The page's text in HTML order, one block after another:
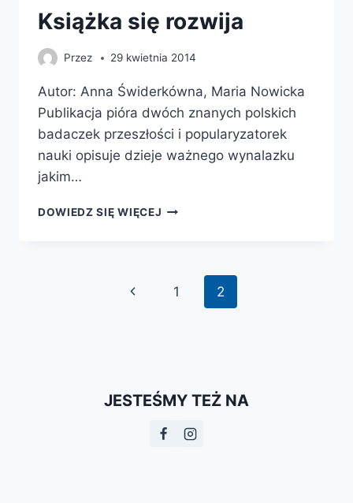
Książka się rozwija
Przez 29 kwietnia 2014
Autor: Anna Świderkówna, Maria Nowicka
Publikacja pióra dwóch znanych polskich
badaczek przeszłości i popularyzatorek
nauki opisuje dzieje ważnego wynalazku
jakim…
DOWIEDZ SIĘ WIĘCEJ KSIĄŻKA
NawigacjaPoprzednia
1 2
JESTEŚMY TEŻ NA